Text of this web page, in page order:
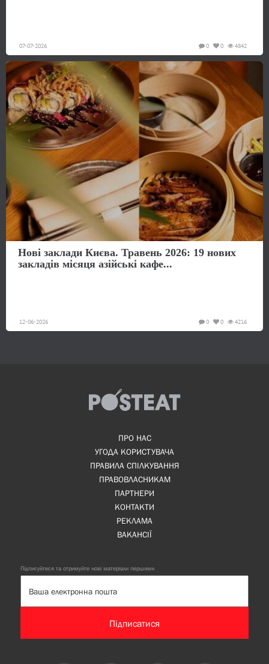
07-07-2026 4842
0
0
Нові заклади Києва. Травень 2026: 19 нових
закладів місяця азійські кафе...
12-06-2026 4216
0
0
ПРО НАС
УГОДА КОРИСТУВАЧА
ПРАВИЛА СПІЛКУВАННЯ
ПРАВОВЛАСНИКАМ
ПАРТНЕРИ
КОНТАКТИ
РЕКЛАМА
ВАКАНСІЇ
Підписуйтеся та отримуйте нові матеріали першими
Підписатися